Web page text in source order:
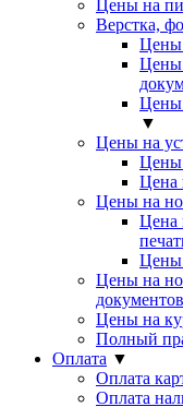
Цены на
Верстка,
Цены
Цены
Цены
▼
Цены на
Цены
Цена
Цены на
Цена
Цены
Цены на
документов
Цены на
Полный
Оплата ▼
Оплата
Оплата